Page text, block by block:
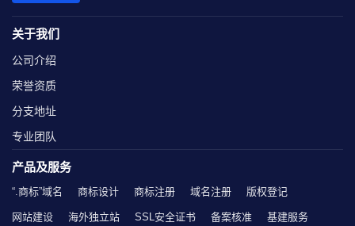
关于我们
公司介绍
荣誉资质
分支地址
专业团队
产品及服务
“.商标”域名 商标设计 商标注册 域名注册 版权登记
网站建设 海外独立站 SSL安全证书 备案核准 基建服务